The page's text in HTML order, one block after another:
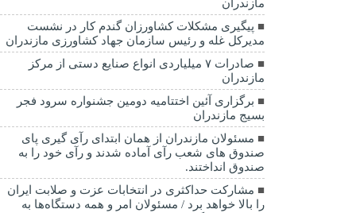
مازندران
پیگیری مشکلات کشاورزان گندم کار در نشست
مدیرکل غله و رئیس سازمان جهاد کشاورزی مازندران
صادرات ۷ میلیاردی انواع صنایع دستی از مرکز
مازندران
برگزاری آئین اختتامیه دومین جشنواره سرود فجر
بسیج مازندران
مسئولان مازندران از همان ابتدای رآی گیری پای
صندوق های شعب رآی آماده شدند و رآی خود را به
صندوق انداختند.
مشارکت حداکثری در انتخابات عزت و صلابت ایران
را بالا خواهد برد / مسئولان امر و همه دستگاه‌ها به